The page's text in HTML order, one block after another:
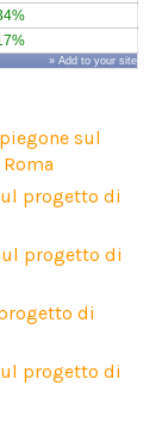
» Add to your site
sul
progetto di
progetto di
di
progetto di